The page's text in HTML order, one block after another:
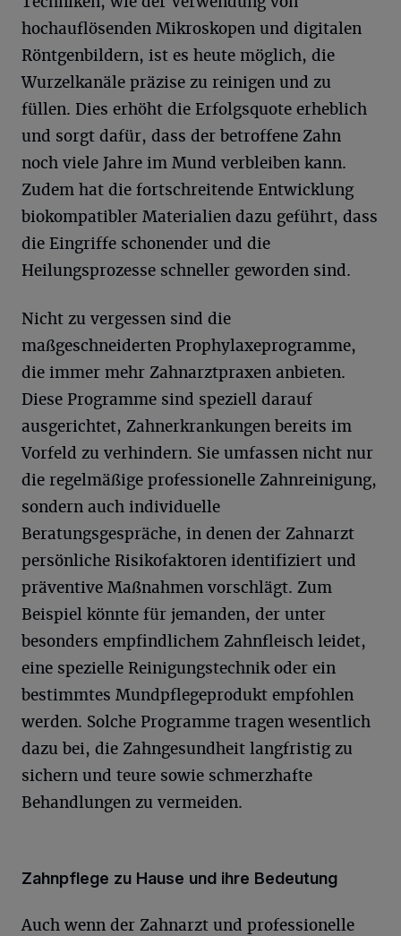
hochauflösenden Mikroskopen und digitalen
Röntgenbildern, ist es heute möglich, die
Wurzelkanäle präzise zu reinigen und zu
füllen. Dies erhöht die Erfolgsquote erheblich
und sorgt dafür, dass der betroffene Zahn
noch viele Jahre im Mund verbleiben kann.
Zudem hat die fortschreitende Entwicklung
biokompatibler Materialien dazu geführt, dass
die Eingriffe schonender und die
Heilungsprozesse schneller geworden sind.
Nicht zu vergessen sind die
maßgeschneiderten Prophylaxeprogramme,
die immer mehr Zahnarztpraxen anbieten.
Diese Programme sind speziell darauf
ausgerichtet, Zahnerkrankungen bereits im
Vorfeld zu verhindern. Sie umfassen nicht nur
die regelmäßige professionelle Zahnreinigung,
sondern auch individuelle
Beratungsgespräche, in denen der Zahnarzt
persönliche Risikofaktoren identifiziert und
präventive Maßnahmen vorschlägt. Zum
Beispiel könnte für jemanden, der unter
besonders empfindlichem Zahnfleisch leidet,
eine spezielle Reinigungstechnik oder ein
bestimmtes Mundpflegeprodukt empfohlen
werden. Solche Programme tragen wesentlich
dazu bei, die Zahngesundheit langfristig zu
sichern und teure sowie schmerzhafte
Behandlungen zu vermeiden.
Zahnpflege zu Hause und ihre Bedeutung
Auch wenn der Zahnarzt und professionelle